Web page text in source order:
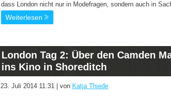
dass London nicht nur in Modefragen, sondern auch in
Weiterlesen
London Tag 2: Über den Camden
ins Kino in Shoreditch
23. Juli 2014 11:31 | von Katja Thiede